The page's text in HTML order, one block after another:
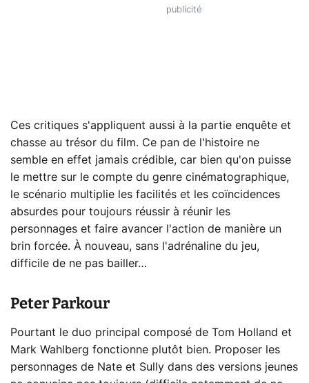
Ces critiques s'appliquent aussi à la partie enquête et
chasse au trésor du film. Ce pan de l'histoire ne
semble en effet jamais crédible, car bien qu'on puisse
le mettre sur le compte du genre cinématographique,
le scénario multiplie les facilités et les coïncidences
absurdes pour toujours réussir à réunir les
personnages et faire avancer l'action de manière un
brin forcée. À nouveau, sans l'adrénaline du jeu,
difficile de ne pas bailler…
Peter Parkour
Pourtant le duo principal composé de Tom Holland et
Mark Wahlberg fonctionne plutôt bien. Proposer les
personnages de Nate et Sully dans des versions jeunes